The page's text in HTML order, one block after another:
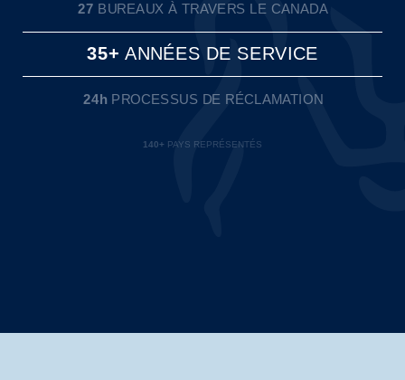
35+ ANNÉES DE SERVICE
PROCESSUS DE RÉCLAMATION
140+ PAYS REPRÉSENTÉS
1 500+ EMPLOYÉS